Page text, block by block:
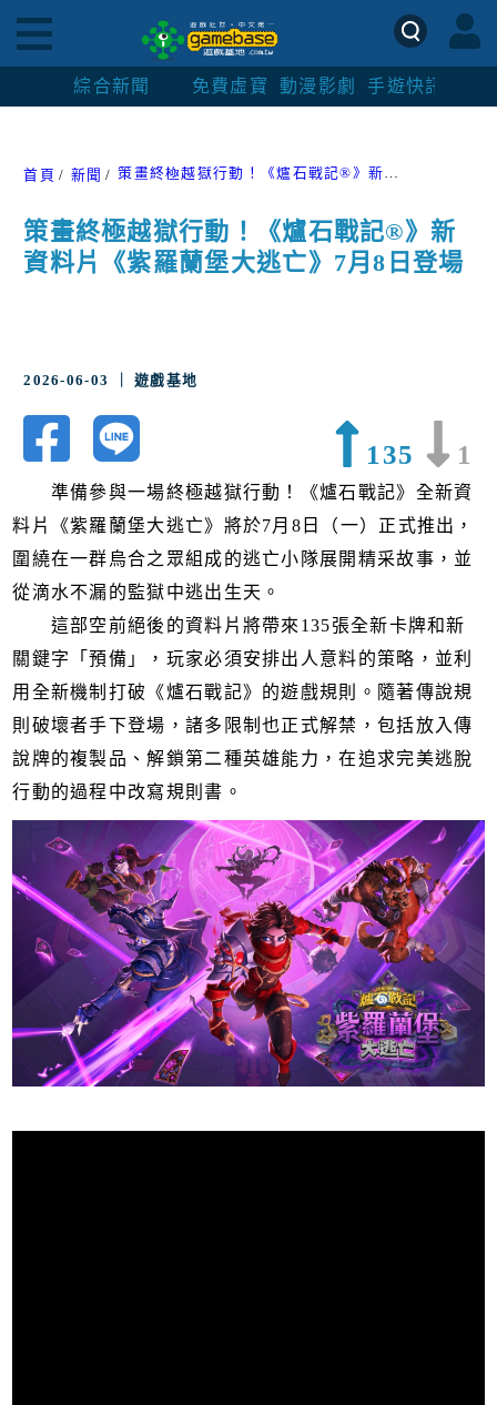
綜合新聞 免費虛寶 動漫影劇 手遊快訊
首頁 新聞 策畫終極越獄行動！《爐石戰記®》新資料片《紫羅蘭堡大逃亡》7月8日登場
策畫終極越獄行動！《爐石戰記®》新
資料片《紫羅蘭堡大逃亡》7月8日登場
2026-06-03 ｜ 遊戲基地
135 1
準備參與一場終極越獄行動！《爐石戰記》全新資
料片《紫羅蘭堡大逃亡》將於7月8日（一）正式推出，
圍繞在一群烏合之眾組成的逃亡小隊展開精采故事，並
從滴水不漏的監獄中逃出生天。
這部空前絕後的資料片將帶來135張全新卡牌和新
關鍵字「預備」，玩家必須安排出人意料的策略，並利
用全新機制打破《爐石戰記》的遊戲規則。隨著傳說規
則破壞者手下登場，諸多限制也正式解禁，包括放入傳
說牌的複製品、解鎖第二種英雄能力，在追求完美逃脫
行動的過程中改寫規則書。